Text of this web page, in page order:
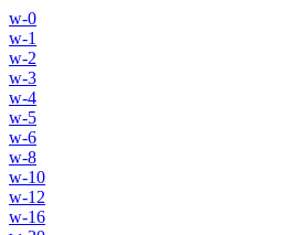
w-0
w-1
w-2
w-3
w-4
w-5
w-6
w-8
w-10
w-12
w-16